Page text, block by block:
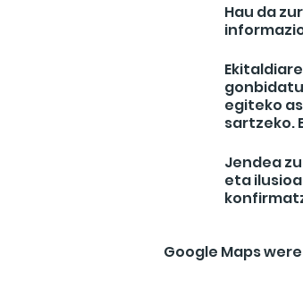
Hau da
egiteko
sartzeko.
Jendea
eta
Google Maps